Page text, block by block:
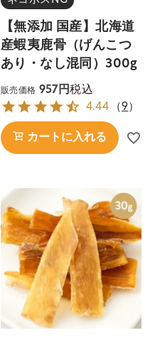
【無添加 国産】北海道
産蝦夷鹿骨（げんこつ
あり・なし混同）300g
販売価格 957 税込
4.44 （9）
カートに入れる